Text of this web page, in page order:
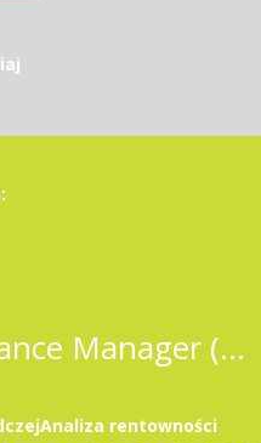
Business Controller / Finance Manager (Odoo ERP)
rentowności